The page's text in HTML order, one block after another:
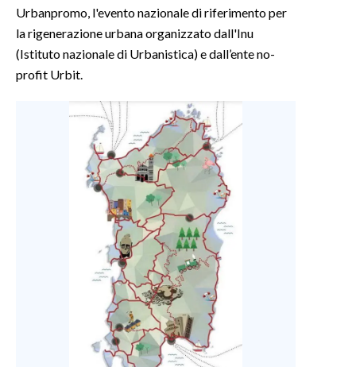
SARDI NEL MONDO
#CARAUNIONE
3 MINUTI CON
Urbanpromo, l'evento nazionale di riferimento per
la rigenerazione urbana organizzato dall'Inu
(Istituto nazionale di Urbanistica) e dall’ente no-
profit Urbit.